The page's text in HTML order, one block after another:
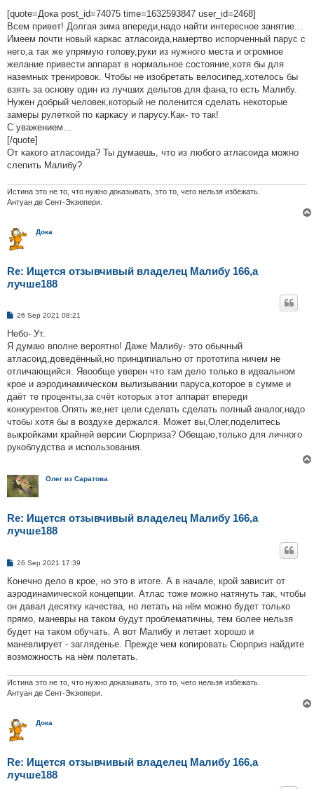
s
t
[quote=Дока post_id=74075 time=1632593847 user_id=2468]
Всем привет! Долгая зима впереди,надо найти интересное занятие...
Имеем почти новый каркас атласоида,намертво испорченный парус с
него,а так же упрямую голову,руки из нужного места и огромное
желание привести аппарат в нормальное состояние,хотя бы для
наземных тренировок. Чтобы не изобретать велосипед,хотелось бы
взять за основу один из лучших дельтов для фана,то есть Малибу.
Нужен добрый человек,который не поленится сделать некоторые
замеры рулеткой по каркасу и парусу.Как- то так!
С уважением...
[/quote]
От какого атласоида? Ты думаешь, что из любого атласоида можно
слепить Малибу?
Истина это не то, что нужно доказывать, это то, чего нельзя избежать.
Антуан де Сент-Экзюпери.
Дока
Re: Ищется отзывчивый владелец Малибу 166,а
лучше188
P
s
26 Sep 2021 08:21
Небо- Ут.
Я думаю вполне вероятно! Даже Малибу- это обычный
атласоид,доведённый,но принципиально от прототипа ничем не
отличающийся. Явообще уверен что там дело только в идеальном
крое и аэродинамическом вылизывании паруса,которое в сумме и
даёт те проценты,за счёт которых этот аппарат впереди
конкурентов.Опять же,нет цели сделать сделать полный аналог,надо
чтобы хотя бы в воздухе держался. Может вы,Олег,поделитесь
выкройками крайней версии Сюрприза? Обещаю,только для личного
рукоблудства и использования.
Олег из Саратова
Re: Ищется отзывчивый владелец Малибу 166,а
лучше188
P
s
26 Sep 2021 17:39
Конечно дело в крое, но это в итоге. А в начале, крой зависит от
аэродинамической концепции. Атлас тоже можно натянуть так, чтобы
он давал десятку качества, но летать на нём можно будет только
прямо, маневры на таком будут проблематичны, тем более нельзя
будет на таком обучать. А вот Малибу и летает хорошо и
маневлирует - загляденье. Прежде чем копировать Сюрприз найдите
возможность на нём полетать.
Истина это не то, что нужно доказывать, это то, чего нельзя избежать.
Антуан де Сент-Экзюпери.
Дока
Re: Ищется отзывчивый владелец Малибу 166,а
лучше188